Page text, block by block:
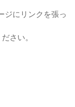
ジにリンクを張っ
さい。